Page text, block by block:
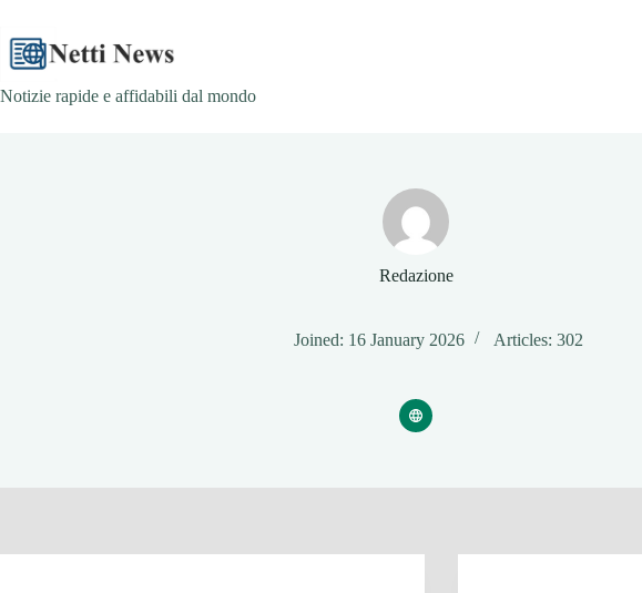
content
Notizie rapide e affidabili dal mondo
Redazione
Joined: 16 January 2026 Articles: 302